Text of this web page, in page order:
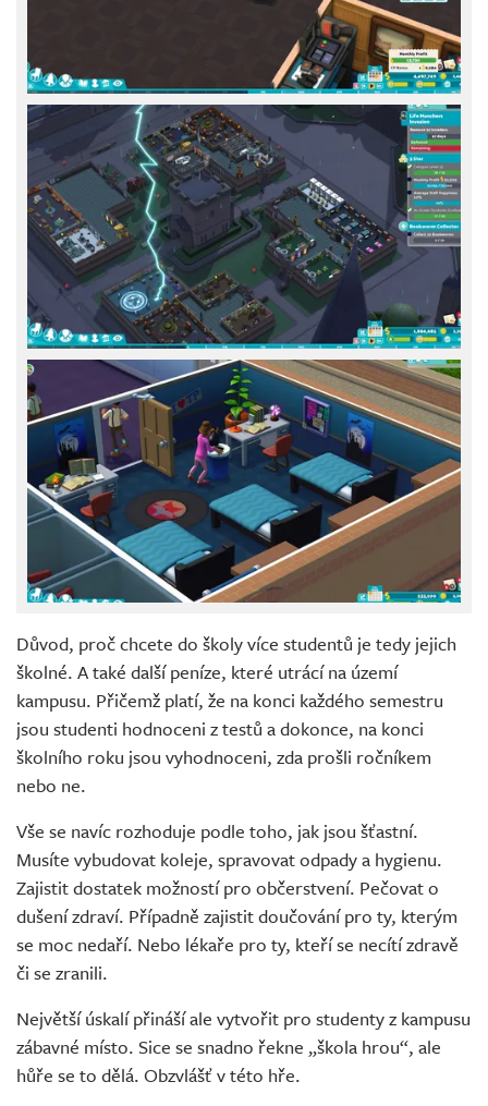
Důvod, proč chcete do školy více studentů je tedy jejich
školné. A také další peníze, které utrácí na území
kampusu. Přičemž platí, že na konci každého semestru
jsou studenti hodnoceni z testů a dokonce, na konci
školního roku jsou vyhodnoceni, zda prošli ročníkem
nebo ne.
Vše se navíc rozhoduje podle toho, jak jsou šťastní.
Musíte vybudovat koleje, spravovat odpady a hygienu.
Zajistit dostatek možností pro občerstvení. Pečovat o
dušení zdraví. Případně zajistit doučování pro ty, kterým
se moc nedaří. Nebo lékaře pro ty, kteří se necítí zdravě
či se zranili.
Největší úskalí přináší ale vytvořit pro studenty z kampusu
zábavné místo. Sice se snadno řekne „škola hrou“, ale
hůře se to dělá. Obzvlášť v této hře.